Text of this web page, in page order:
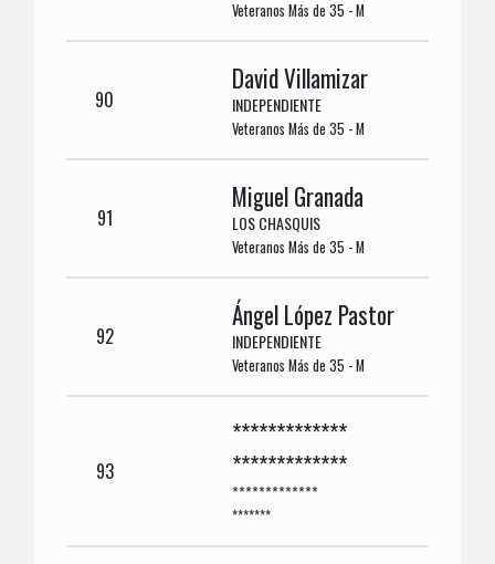
Veteranos Más de 35 - M
90
David Villamizar
INDEPENDIENTE
Veteranos Más de 35 - M
91
Miguel Granada
LOS CHASQUIS
Veteranos Más de 35 - M
92
Ángel López Pastor
INDEPENDIENTE
Veteranos Más de 35 - M
93
*************
*************
*************
*******